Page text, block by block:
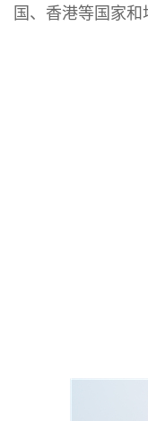
国、香港等国家和